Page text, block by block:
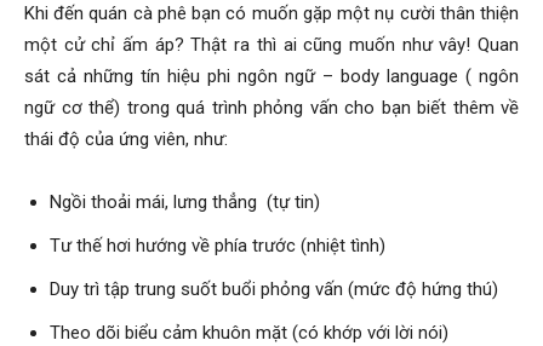
Khi đến quán cà phê bạn có muốn gặp một nụ cười thân thiện
một cử chỉ ấm áp? Thật ra thì ai cũng muốn như vây! Quan
sát cả những tín hiệu phi ngôn ngữ – body language ( ngôn
ngữ cơ thể) trong quá trình phỏng vấn cho bạn biết thêm về
thái độ của ứng viên, như:
Ngồi thoải mái, lưng thẳng (tự tin)
Tư thế hơi hướng về phía trước (nhiệt tình)
Duy trì tập trung suốt buổi phỏng vấn (mức độ hứng thú)
Theo dõi biểu cảm khuôn mặt (có khớp với lời nói)